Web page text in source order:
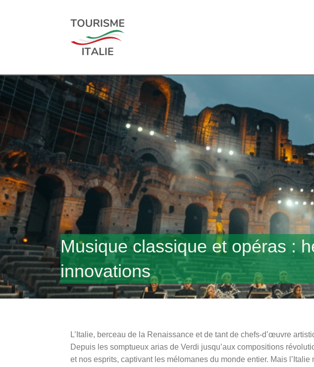
Musique classique et opéras :
innovations
L’Italie, berceau de la Renaissance et de tant de chefs-d’œuvre
Depuis les somptueux arias de Verdi jusqu’aux compositions
et nos esprits, captivant les mélomanes du monde entier. Mais